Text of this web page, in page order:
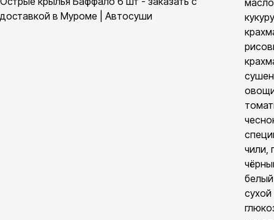
доставкой в Муроме | Автосуши
чили,
сухой